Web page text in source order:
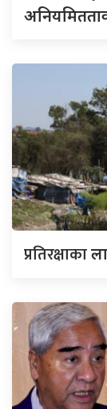
प्रतिरक्षाका